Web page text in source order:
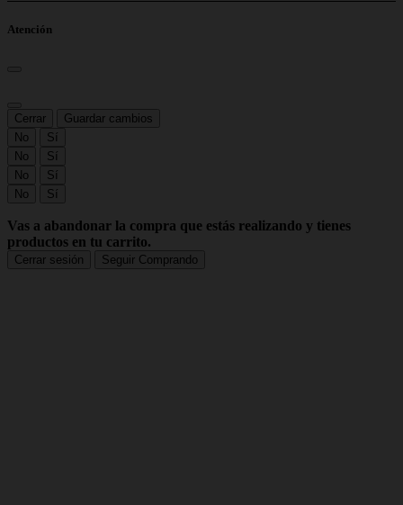
Atención
Cerrar
Guardar cambios
No
Sí
No
Sí
No
Sí
No
Sí
Vas a abandonar la compra que estás realizando y tienes
productos en tu carrito.
Cerrar sesión Seguir Comprando